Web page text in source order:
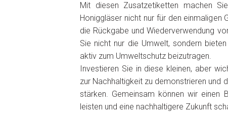
Mit diesen Zusatzetiketten machen
Honiggläser nicht nur für den einmaligen
die Rückgabe und Wiederverwendung
Sie nicht nur die Umwelt, sondern
aktiv zum Umweltschutz beizutragen.
Investieren Sie in diese kleinen, aber
zur Nachhaltigkeit zu demonstrieren und
stärken. Gemeinsam können wir einen
leisten und eine nachhaltigere Zukunft